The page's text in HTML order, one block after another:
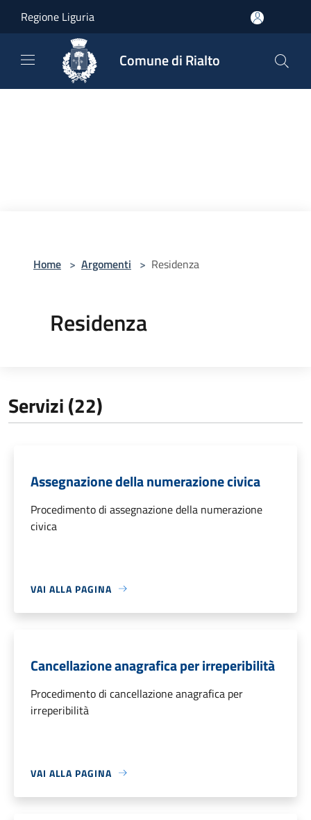
Regione Liguria
Comune di Rialto
Home > Argomenti > Residenza
Residenza
Servizi (22)
Assegnazione della numerazione civica
Procedimento di assegnazione della numerazione
civica
VAI ALLA PAGINA
Cancellazione anagrafica per irreperibilità
Procedimento di cancellazione anagrafica per
irreperibilità
VAI ALLA PAGINA